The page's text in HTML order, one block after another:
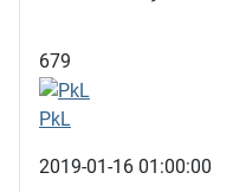
679
PkL
2019-01-16 01:00:00